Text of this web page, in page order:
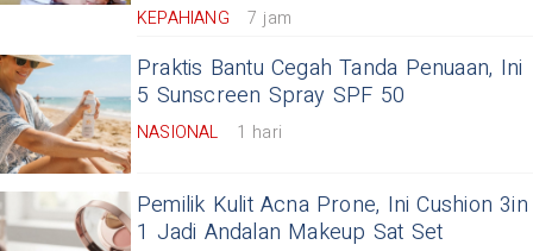
KEPAHIANG 7 jam
Praktis Bantu Cegah Tanda Penuaan, Ini
5 Sunscreen Spray SPF 50
NASIONAL 1 hari
Pemilik Kulit Acna Prone, Ini Cushion 3in
1 Jadi Andalan Makeup Sat Set